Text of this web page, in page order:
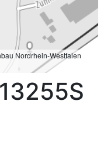
Nordrhein-Westfalen